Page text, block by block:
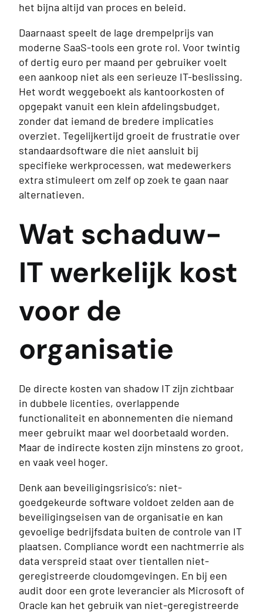
het bijna altijd van proces en beleid.
Daarnaast speelt de lage drempelprijs van
moderne SaaS-tools een grote rol. Voor twintig
of dertig euro per maand per gebruiker voelt
een aankoop niet als een serieuze IT-beslissing.
Het wordt weggeboekt als kantoorkosten of
opgepakt vanuit een klein afdelingsbudget,
zonder dat iemand de bredere implicaties
overziet. Tegelijkertijd groeit de frustratie over
standaardsoftware die niet aansluit bij
specifieke werkprocessen, wat medewerkers
extra stimuleert om zelf op zoek te gaan naar
alternatieven.
Wat schaduw-
IT werkelijk kost
voor de
organisatie
De directe kosten van shadow IT zijn zichtbaar
in dubbele licenties, overlappende
functionaliteit en abonnementen die niemand
meer gebruikt maar wel doorbetaald worden.
Maar de indirecte kosten zijn minstens zo groot,
en vaak veel hoger.
Denk aan beveiligingsrisico’s: niet-
goedgekeurde software voldoet zelden aan de
beveiligingseisen van de organisatie en kan
gevoelige bedrijfsdata buiten de controle van IT
plaatsen. Compliance wordt een nachtmerrie als
data verspreid staat over tientallen niet-
geregistreerde cloudomgevingen. En bij een
audit door een grote leverancier als Microsoft of
Oracle kan het gebruik van niet-geregistreerde